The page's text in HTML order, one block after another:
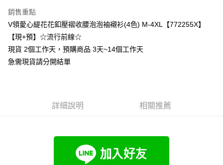
Google Pay
全支付
大哥付你分期
2.付款方式選擇「大哥付你分期」，訂單成立後會自動跳轉到大哥付的交易
4.訂單成立30分鐘內，如未前往確認交易或遇審核未通過，訂單將自動取
消。如遇「轉專審核」未通過狀況，表示未達大哥付你分期系統評分，恕無
１．簡單：不需註冊會員、不需綁卡、不需儲值。
２．便利：只要手機號碼，簡訊認證，即可結帳。
３．安心：先確認商品／服務後，再付款。
「Hami Point」為中華電信所提供之點數服務，可於會員專區綁定中華電信
會員帳號後，即可在購物車使用 Hami Point 折抵消費金額 (1點等於1元)。
銷售重點
V領愛心緹花花釦壓褶收腰泡泡袖襯衫(4色) M-4XL【772255X】
【現+預】☆流行前線☆
現貨 2個工作天，預購商品 3天~14個工作天
急需現貨請分開結單
詳細說明 相關推薦